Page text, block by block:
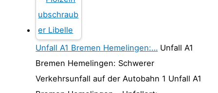
Unfall A1 Bremen Hemelingen:… Unfall A1
Bremen Hemelingen: Schwerer
Verkehrsunfall auf der Autobahn 1 Unfall A1